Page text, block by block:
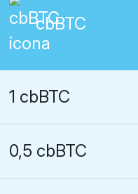
cbBTC
1 cbBTC
0,5 cbBTC